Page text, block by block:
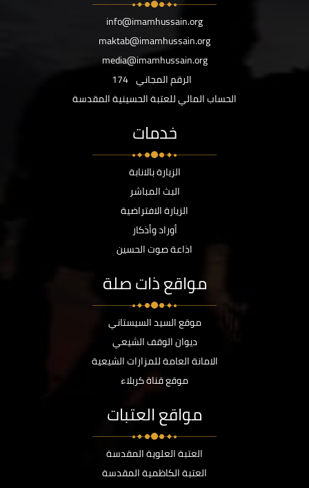
info@imamhussain.org
maktab@imamhussain.org
media@imamhussain.org
الرقم المجاني 174
الحساب المالي للعتبة الحسينية المقدسة
خدمات
الزيارة بالانابة
البث المباشر
الزيارة الافتراضية
أوراد وأذكار
اذاعة صوت الحسين
مواقع ذات صلة
موقع السيد السيستاني
ديوان الوقف الشيعي
الامانة العامة للمزارات الشيعية
موقع قناة كربلاء
مواقع العتبات
العتبة العلوية المقدسة
العتبة الكاظمية المقدسة